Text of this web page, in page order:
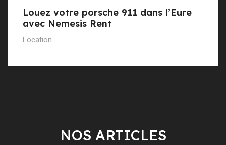
Louez votre porsche 911 dans l’Eure
avec Nemesis Rent
Location
NOS ARTICLES